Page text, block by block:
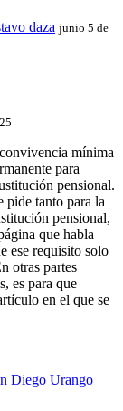
daza junio 5 de
mínima
para
pensional.
pide tanto para la
pensional,
que habla
ese requisito solo
otras partes
es para que
en el que se
Diego Urango